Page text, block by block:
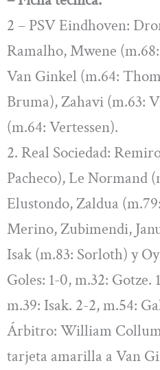
2 – PSV Eindhoven:
Ramalho, Mwene
Van Ginkel (m.64:
Bruma), Zahavi (m.63:
(m.64: Vertessen).
2. Real Sociedad:
Pacheco), Le Normand
Elustondo, Zaldua
Merino, Zubimendi,
Isak (m.83: Sorloth) y
Goles: 1-0, m.32: Gotze.
m.39: Isak. 2-2, m.54:
Árbitro: William
tarjeta amarilla a Van